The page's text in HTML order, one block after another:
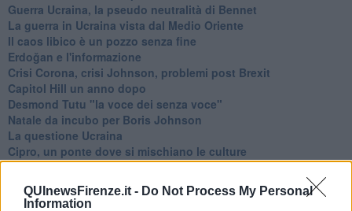
QUInewsFirenze.it - Do Not Process My Personal
Information
Guerra Ucraina, la pseudo neutralità di Bennet
La guerra in Ucraina vista dal Medio Oriente
​Il caos libico è un pozzo senza fine
Erdoğan e l'informazione
Crisi Corona, crisi Johnson, problemi post Brexit
Capitol Hill un anno dopo
Desmond Tutu "la voce dei senza voce"
Natale da incubo per Boris Johnson
La questione Ucraina
Cipro, un ponte dove si mischiano le culture
Una vigilia di Natale per un nuovo Rais
La questione israelo-palestinese ignorata dal G20
Erdogan continua a sfidare l'Occidente